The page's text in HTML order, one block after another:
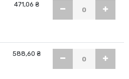
471,06 ₴
588,60 ₴